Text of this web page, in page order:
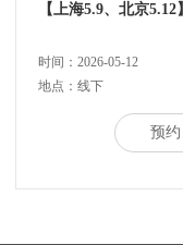
【上海5.9、北京
时间：2026-05-12
地点：线下
预约